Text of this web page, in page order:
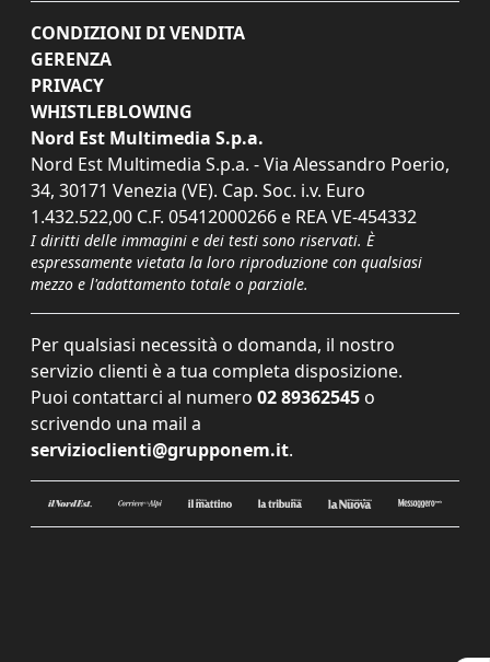
CONDIZIONI DI VENDITA
GERENZA
PRIVACY
WHISTLEBLOWING
Nord Est Multimedia S.p.a.
Nord Est Multimedia S.p.a. - Via Alessandro Poerio,
34, 30171 Venezia (VE). Cap. Soc. i.v. Euro
1.432.522,00 C.F. 05412000266 e REA VE-454332
I diritti delle immagini e dei testi sono riservati. È
espressamente vietata la loro riproduzione con qualsiasi
mezzo e l'adattamento totale o parziale.
Per qualsiasi necessità o domanda, il nostro
servizio clienti è a tua completa disposizione.
Puoi contattarci al numero 02 89362545 o
scrivendo una mail a
servizioclienti@grupponem.it.